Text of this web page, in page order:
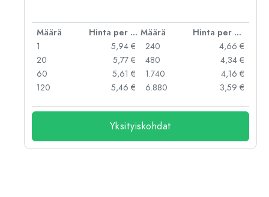
Määrä Hinta per kpl Määrä
Hinta per kpl
1
5,94 €
20
5,77 €
60
5,61 €
120
5,46 €
240
4,66 €
480
4,34 €
1.740
4,16 €
6.880
3,59 €
Yksityiskohdat